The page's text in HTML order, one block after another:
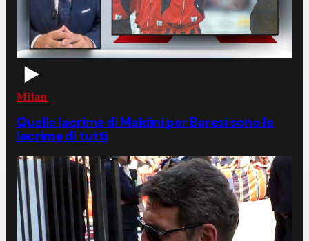
Milan
Quelle lacrime di Maldini per Baresi sono le
lacrime di tutti